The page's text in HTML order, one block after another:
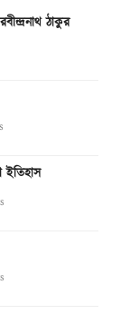
ঠাকুর
ইতিহাস